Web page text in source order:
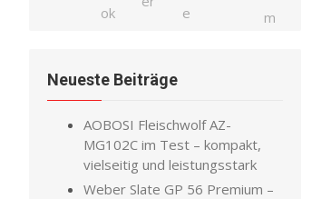
Neueste Beiträge
AOBOSI Fleischwolf AZ-
MG102C im Test – kompakt,
vielseitig und leistungsstark
Weber Slate GP 56 Premium –